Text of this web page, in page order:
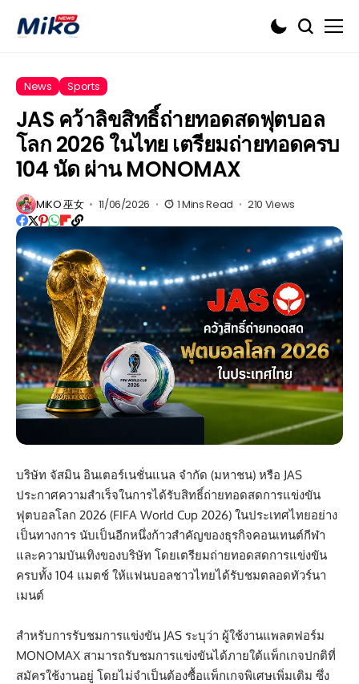
News Sports
JAS คว้าลิขสิทธิ์ถ่ายทอดสดฟุตบอล
โลก 2026 ในไทย เตรียมถ่ายทอดครบ
104 นัด ผ่าน MONOMAX
MiKO 巫女 11/06/2026 1 Mins Read 210 Views
บริษัท จัสมิน อินเตอร์เนชั่นแนล จำกัด (มหาชน) หรือ JAS
ประกาศความสำเร็จในการได้รับสิทธิ์ถ่ายทอดสดการแข่งขัน
ฟุตบอลโลก 2026 (FIFA World Cup 2026) ในประเทศไทยอย่าง
เป็นทางการ นับเป็นอีกหนึ่งก้าวสำคัญของธุรกิจคอนเทนต์กีฬา
และความบันเทิงของบริษัท โดยเตรียมถ่ายทอดสดการแข่งขัน
ครบทั้ง 104 แมตช์ ให้แฟนบอลชาวไทยได้รับชมตลอดทัวร์นา
เมนต์
สำหรับการรับชมการแข่งขัน JAS ระบุว่า ผู้ใช้งานแพลตฟอร์ม
MONOMAX สามารถรับชมการแข่งขันได้ภายใต้แพ็กเกจปกติที่
สมัครใช้งานอยู่ โดยไม่จำเป็นต้องซื้อแพ็กเกจพิเศษเพิ่มเติม ซึ่ง